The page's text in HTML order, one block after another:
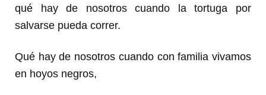
qué hay de nosotros cuando la tortuga por
salvarse pueda correr.
Qué hay de nosotros cuando con familia vivamos
en hoyos negros,